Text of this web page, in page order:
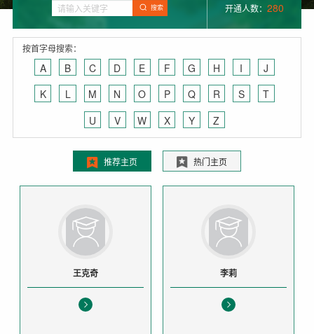
搜索 开通人数： 280
按首字母搜索：
A B C D E F G H I
J
K
L M N O P Q R S
T
U
V W X Y Z
推荐主页 热门主页
王克奇 李莉